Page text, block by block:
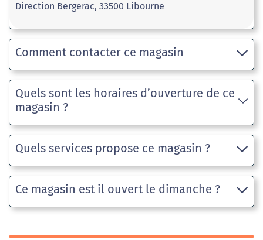
Direction Bergerac, 33500 Libourne
Comment contacter ce magasin
Quels sont les horaires d’ouverture de ce
magasin ?
Quels services propose ce magasin ?
Ce magasin est il ouvert le dimanche ?